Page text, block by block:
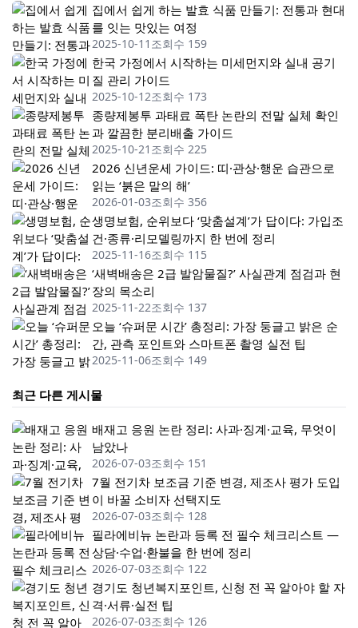
집에서 쉽게 하는 발효 식품 만들기: 전통과 현대
를 잇는 맛있는 여정
2025-10-11 조회수 159
한국 가정에서 시작하는 미세먼지와 실내 공기
질 관리 가이드
2025-10-12조회수 173
종량제봉투 과태료 폭탄 논란의 전말 실체 확인
과 깔끔한 분리배출 가이드
2025-10-21 조회수 225
2026 신년운세 가이드: 띠·관상·행운 습관으로
읽는 ‘붉은 말의 해’
2026-01-03조회수 356
생명보험, 순위보다 ‘맞춤설계’가 답이다: 가입조
건·종류·리모델링까지 한 번에 정리
2025-11-16조회수 115
‘새벽배송은 2급 발암물질?’ 사실관계 점검과 현
장의 목소리
2025-11-22조회수 137
오늘 ‘슈퍼문 시간’ 총정리: 가장 둥글고 밝은 순
간, 관측 포인트와 스마트폰 촬영 실전 팁
2025-11-06조회수 149
최근 다른 게시물
배재고 응원 논란 정리: 사과·징계·교육, 무엇이
남았나
2026-07-03조회수 151
7월 전기차 보조금 기준 변경, 제조사 평가 도입
이 바꿀 소비자 선택지도
2026-07-03조회수 128
필라에비뉴 논란과 등록 전 필수 체크리스트 —
상담·수업·환불을 한 번에 정리
2026-07-03조회수 122
경기도 청년복지포인트, 신청 전 꼭 알아야 할 자
격·서류·실전 팁
2026-07-03조회수 126